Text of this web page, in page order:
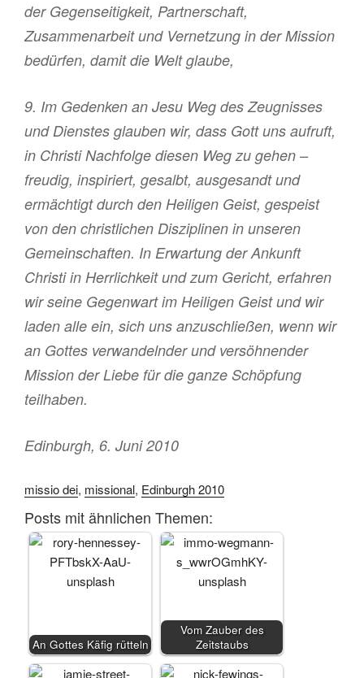
der Gegenseitigkeit, Partnerschaft,
Zusammenarbeit und Vernetzung in der Mission
bedürfen, damit die Welt glaube,
9. Im Gedenken an Jesu Weg des Zeugnisses
und Dienstes glauben wir, dass Gott uns aufruft,
in Christi Nachfolge diesen Weg zu gehen –
freudig, inspiriert, gesalbt, ausgesandt und
ermächtigt durch den Heiligen Geist, gespeist
von den christlichen Disziplinen in unseren
Gemeinschaften. In Erwartung der Ankunft
Christi in Herrlichkeit und zum Gericht, erfahren
wir seine Gegenwart im Heiligen Geist und wir
laden alle ein, sich uns anzuschließen, wenn wir
an Gottes verwandelnder und versöhnender
Mission der Liebe für die ganze Schöpfung
teilhaben.
Edinburgh, 6. Juni 2010
missio dei, missional, Edinburgh 2010
Posts mit ähnlichen Themen:
An Gottes Käfig rütteln
Vom Zauber des
Zeitstaubs